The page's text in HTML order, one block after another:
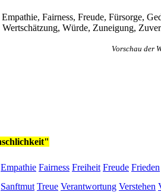
Fairness, Freude, Fürsorge,
Würde, Zuneigung,
Vorschau der
Empathie Fairness Freiheit Freude Frieden
Sanftmut Treue Verantwortung Verstehen